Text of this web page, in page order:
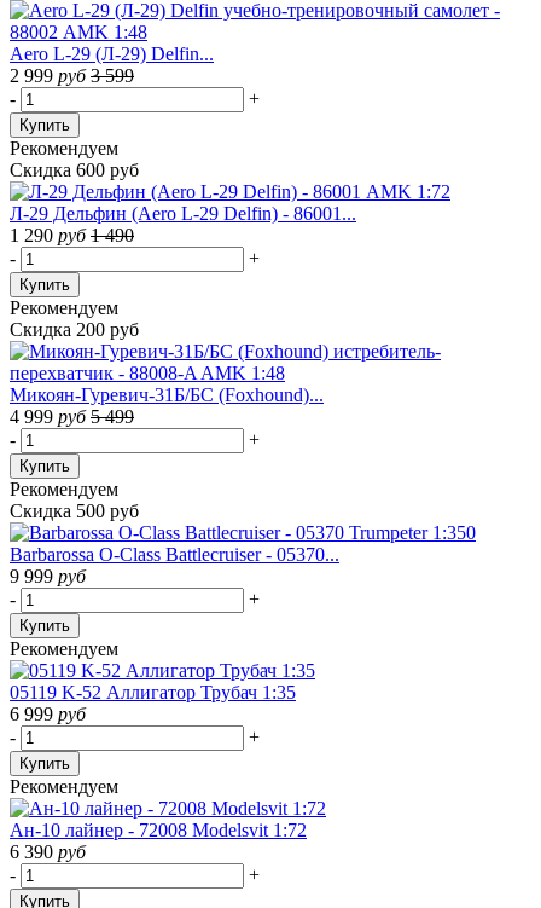
Aero L-29 (Л-29) Delfin...
2 999 руб 3 599
-
+
Купить
Рекомендуем
Скидка 600 руб
Л-29 Дельфин (Aero L-29 Delfin) - 86001...
1 290 руб 1 490
-
+
Купить
Рекомендуем
Скидка 200 руб
Микоян-Гуревич-31Б/БС (Foxhound)...
4 999 руб 5 499
-
+
Купить
Рекомендуем
Скидка 500 руб
Barbarossa O-Class Battlecruiser - 05370...
9 999 руб
-
+
Купить
Рекомендуем
05119 K-52 Аллигатор Трубач 1:35
6 999 руб
-
+
Купить
Рекомендуем
Ан-10 лайнер - 72008 Modelsvit 1:72
6 390 руб
-
+
Купить